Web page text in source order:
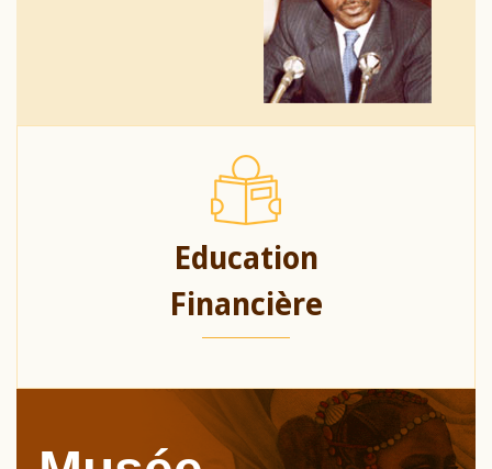
Education
Financière